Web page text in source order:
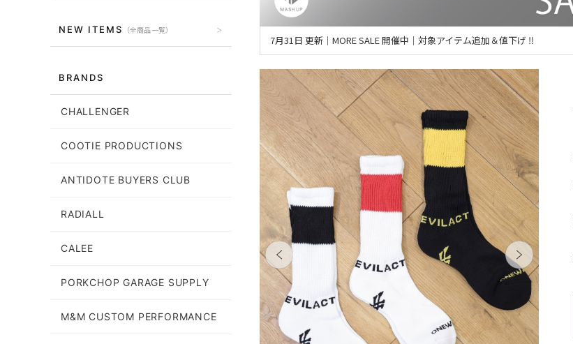
7月31日 更新｜MORE SALE 開催中｜対象アイテム追加＆値下げ ‼
NEW ITEMS （全商品一覧）
BRANDS
CHALLENGER
COOTIE PRODUCTIONS
ANTIDOTE BUYERS CLUB
RADIALL
CALEE
PORKCHOP GARAGE SUPPLY
M&M CUSTOM PERFORMANCE